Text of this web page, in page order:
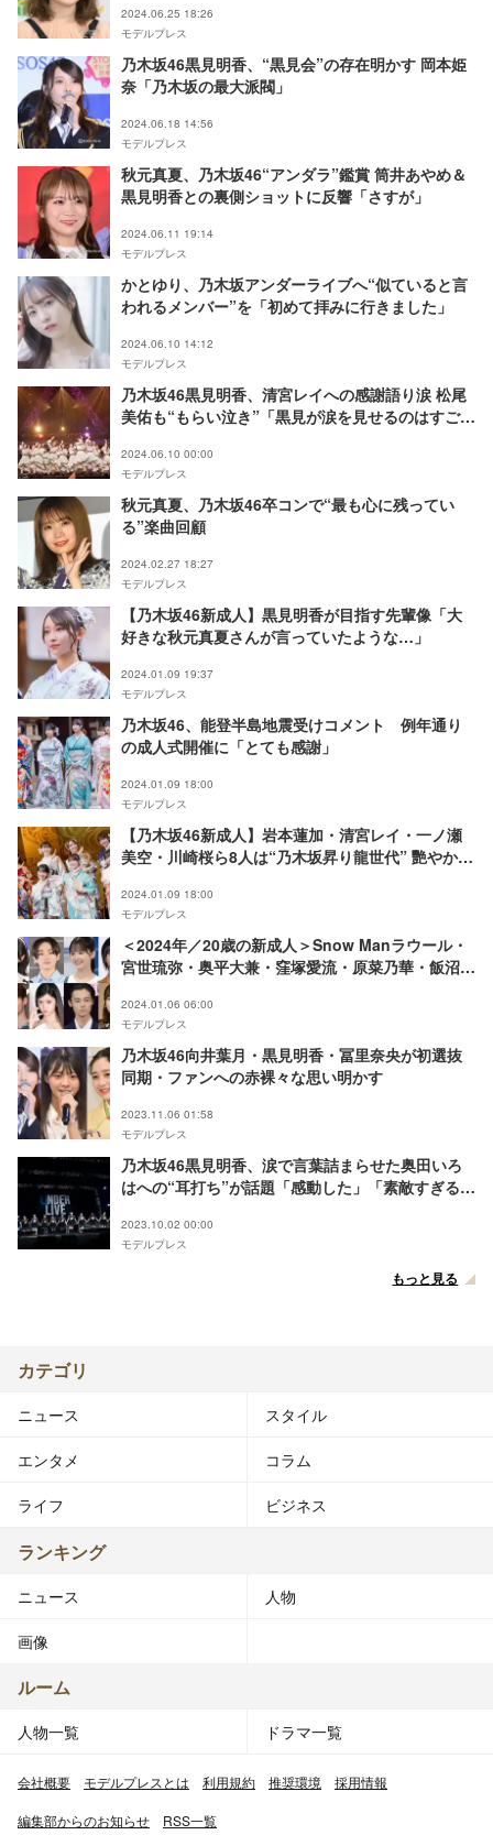
2024.06.25 18:26
モデルプレス
乃木坂46黒見明香、“黒見会”の存在明かす 岡本姫
奈「乃木坂の最大派閥」
2024.06.18 14:56
モデルプレス
秋元真夏、乃木坂46“アンダラ”鑑賞 筒井あやめ＆
黒見明香との裏側ショットに反響「さすが」
2024.06.11 19:14
モデルプレス
かとゆり、乃木坂アンダーライブへ“似ていると言
われるメンバー”を「初めて拝みに行きました」
2024.06.10 14:12
モデルプレス
乃木坂46黒見明香、清宮レイへの感謝語り涙 松尾
美佑も“もらい泣き”「黒見が涙を見せるのはすごく
2024.06.10 00:00
モデルプレス
秋元真夏、乃木坂46卒コンで“最も心に残ってい
る”楽曲回顧
2024.02.27 18:27
モデルプレス
【乃木坂46新成人】黒見明香が目指す先輩像「大
好きな秋元真夏さんが言っていたような…」
2024.01.09 19:37
モデルプレス
乃木坂46、能登半島地震受けコメント 例年通り
の成人式開催に「とても感謝」
2024.01.09 18:00
モデルプレス
【乃木坂46新成人】岩本蓮加・清宮レイ・一ノ瀬
美空・川崎桜ら8人は“乃木坂昇り龍世代” 艷やか振
2024.01.09 18:00
モデルプレス
＜2024年／20歳の新成人＞Snow Manラウール・
宮世琉弥・奥平大兼・窪塚愛流・原菜乃華・飯沼
担う注目の人物
2024.01.06 06:00
モデルプレス
乃木坂46向井葉月・黒見明香・冨里奈央が初選抜
同期・ファンへの赤裸々な思い明かす
2023.11.06 01:58
モデルプレス
乃木坂46黒見明香、涙で言葉詰まらせた奥田いろ
はへの“耳打ち”が話題「感動した」「素敵すぎる」
2023.10.02 00:00
モデルプレス
もっと見る
カテゴリ
ニュース スタイル
エンタメ コラム
ライフ ビジネス
ランキング
ニュース 人物
画像
ルーム
人物一覧 ドラマ一覧
会社概要 モデルプレスとは 利用規約 推奨環境 採用情報
編集部からのお知らせ RSS一覧